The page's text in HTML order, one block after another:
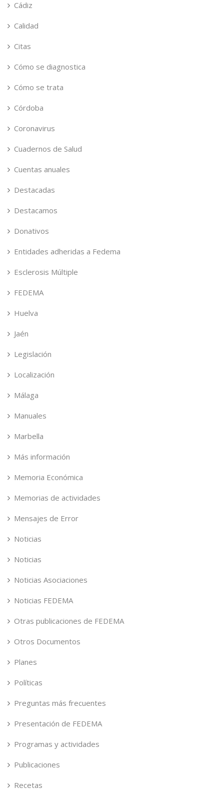
Cádiz
Calidad
Citas
Cómo se diagnostica
Cómo se trata
Córdoba
Coronavirus
Cuadernos de Salud
Cuentas anuales
Destacadas
Destacamos
Donativos
Entidades adheridas a Fedema
Esclerosis Múltiple
FEDEMA
Huelva
Jaén
Legislación
Localización
Málaga
Manuales
Marbella
Más información
Memoria Económica
Memorias de actividades
Mensajes de Error
Noticias
Noticias
Noticias Asociaciones
Noticias FEDEMA
Otras publicaciones de FEDEMA
Otros Documentos
Planes
Políticas
Preguntas más frecuentes
Presentación de FEDEMA
Programas y actividades
Publicaciones
Recetas